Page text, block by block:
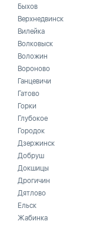
Быхов
Верхнедвинск
Вилейка
Волковыск
Воложин
Вороново
Ганцевичи
Гатово
Горки
Глубокое
Городок
Дзержинск
Добруш
Докшицы
Дрогичин
Дятлово
Ельск
Жабинка